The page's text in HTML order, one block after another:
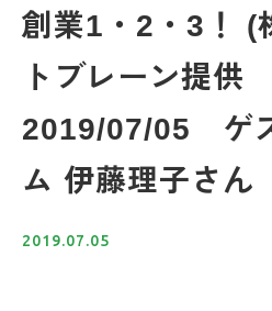
創業1・2・3！ (
トブレーン提供
2019/07/05 ゲ
ム 伊藤理子さん
2019.07.05